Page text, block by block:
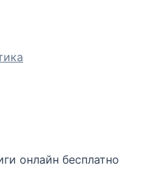
онлайн бесплатно